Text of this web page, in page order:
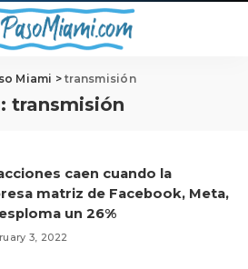
Miami >transmisión
transmisión
caen cuando la
matriz de Facebook, Meta,
un 26%
3, 2022